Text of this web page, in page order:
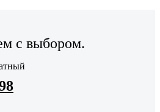
с выбором.